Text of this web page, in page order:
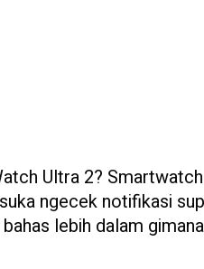
Ultra 2?
ngecek notifikasi
lebih dalam